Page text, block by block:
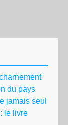
du pays
jamais seul
le livre